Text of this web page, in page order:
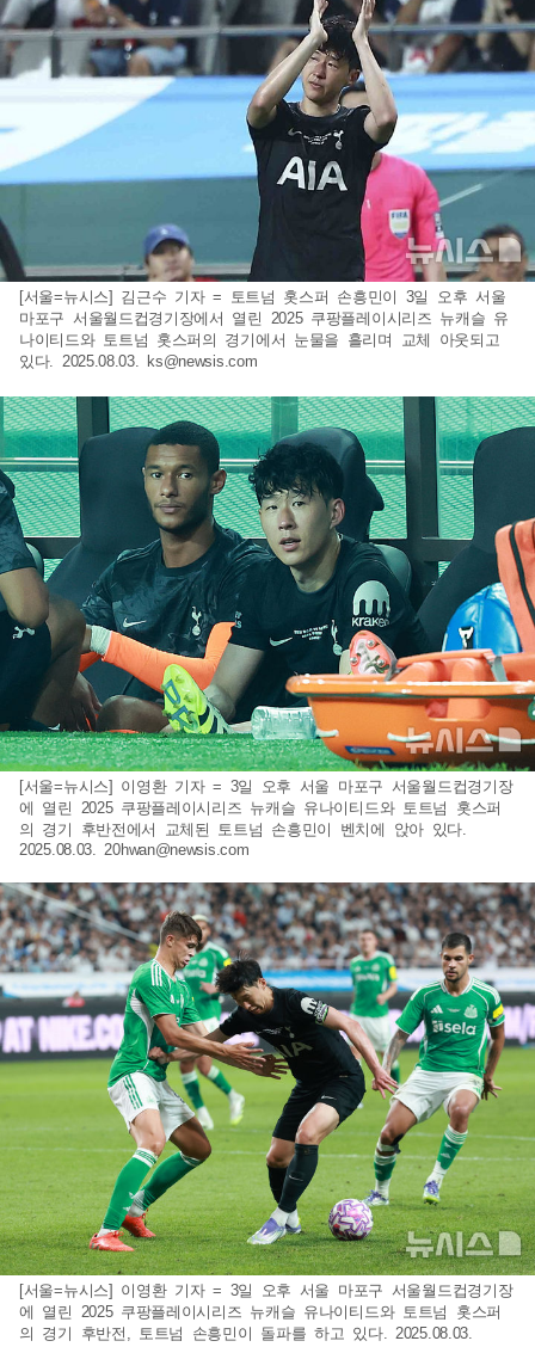
[서울=뉴시스] 김근수 기자 = 토트넘 홋스퍼 손흥민이 3일 오후 서울
마포구 서울월드컵경기장에서 열린 2025 쿠팡플레이시리즈 뉴캐슬 유
나이티드와 토트넘 홋스퍼의 경기에서 눈물을 흘리며 교체 아웃되고
있다. 2025.08.03. ks@newsis.com
[서울=뉴시스] 이영환 기자 = 3일 오후 서울 마포구 서울월드컵경기장
에 열린 2025 쿠팡플레이시리즈 뉴캐슬 유나이티드와 토트넘 홋스퍼
의 경기 후반전에서 교체된 토트넘 손흥민이 벤치에 앉아 있다.
2025.08.03.20hwan@newsis.com
[서울=뉴시스] 이영환 기자 = 3일 오후 서울 마포구 서울월드컵경기장
에 열린 2025 쿠팡플레이시리즈 뉴캐슬 유나이티드와 토트넘 홋스퍼
의 경기 후반전, 토트넘 손흥민이 돌파를 하고 있다. 2025.08.03.